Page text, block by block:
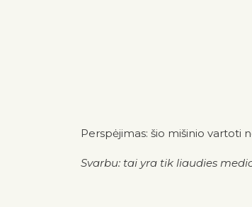
Perspėjimas: šio mišinio vartoti
Svarbu: tai yra tik liaudies